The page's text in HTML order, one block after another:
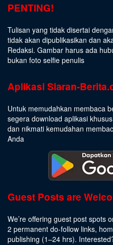
PENTING!
Tulisan yang tidak disertai
tidak akan dipublikasikan dan
Redaksi. Gambar harus ada
bukan foto selfie penulis
Aplikasi Siaran-
Untuk memudahkan membaca
segera download aplikasi
dan nikmati kemudahan
Anda
Guest Posts are
We’re offering guest post spots
2 permanent do-follow links,
publishing (1–24 hrs). Interested